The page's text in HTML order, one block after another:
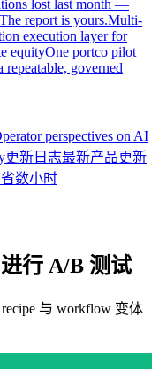
lost last month —
report is yours.Multi-
execution layer for
equityOne portco pilot
governed
perspectives on AI
更新日志最新产品更新
数小时
行 A/B 测试
与 workflow 变体